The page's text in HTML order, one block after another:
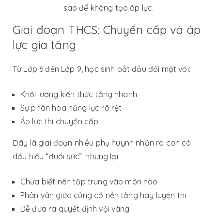
sao để không tạo áp lực.
Giai đoạn THCS: Chuyển cấp và áp
lực gia tăng
Từ Lớp 6 đến Lớp 9, học sinh bắt đầu đối mặt với:
Khối lượng kiến thức tăng nhanh
Sự phân hóa năng lực rõ rệt
Áp lực thi chuyển cấp
Đây là giai đoạn nhiều phụ huynh nhận ra con có
dấu hiệu “đuối sức”, nhưng lại:
Chưa biết nên tập trung vào môn nào
Phân vân giữa củng cố nền tảng hay luyện thi
Dễ đưa ra quyết định vội vàng